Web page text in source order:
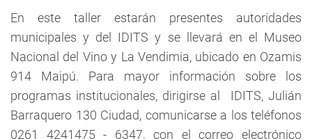
En este taller estarán presentes autoridades
municipales y del IDITS y se llevará en el Museo
Nacional del Vino y La Vendimia, ubicado en Ozamis
914 Maipú. Para mayor información sobre los
programas institucionales, dirigirse al IDITS, Julián
Barraquero 130 Ciudad, comunicarse a los teléfonos
0261 4241475 - 6347, con el correo electrónico